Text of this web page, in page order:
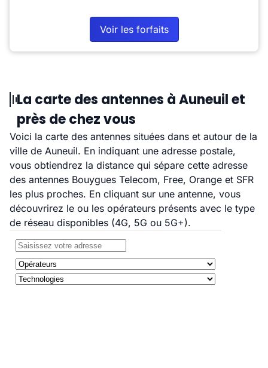
Voir les forfaits
La carte des antennes à Auneuil et
près de chez vous
Voici la carte des antennes situées dans et autour de la
ville de Auneuil. En indiquant une adresse postale,
vous obtiendrez la distance qui sépare cette adresse
des antennes Bouygues Telecom, Free, Orange et SFR
les plus proches. En cliquant sur une antenne, vous
découvrirez le ou les opérateurs présents avec le type
de réseau disponibles (4G, 5G ou 5G+).